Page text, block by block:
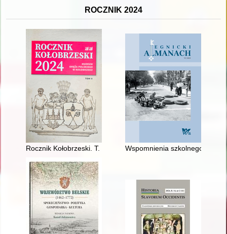
ROCZNIK 2024
Rocznik Kołobrzeski. T. 2 (2024)Wspomnienia szkolnego